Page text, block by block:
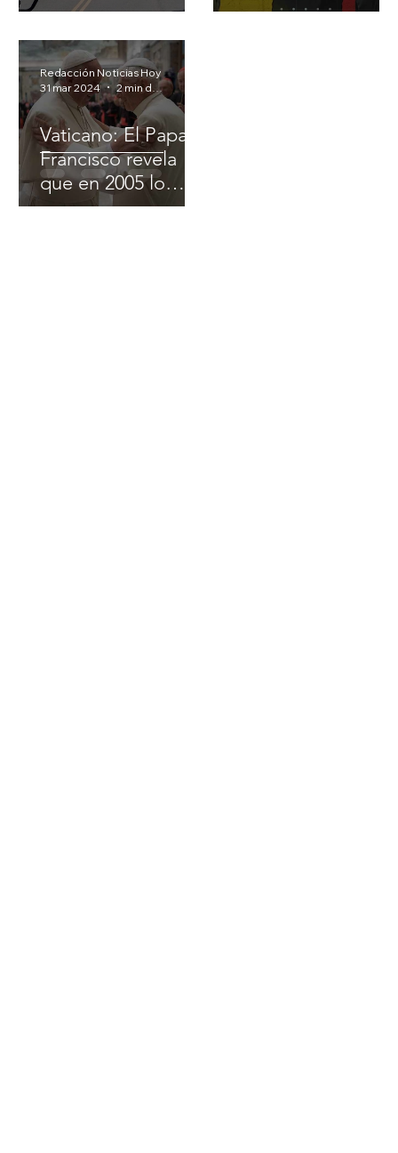
fallecidos y heridos
supera las 800
personas
entrega de
Vaticano: El Papa
Francisco revela
que en 2005 lo
usaron para
Redacción Noticias Hoy
31 mar 2024
2 min de lectura